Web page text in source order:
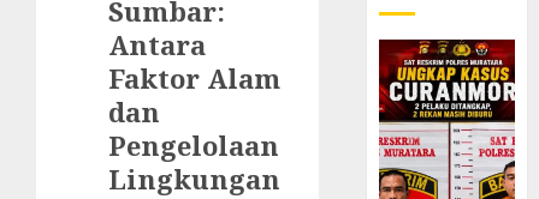
Sumbar:
Antara
Faktor Alam
dan
Pengelolaan
Lingkungan